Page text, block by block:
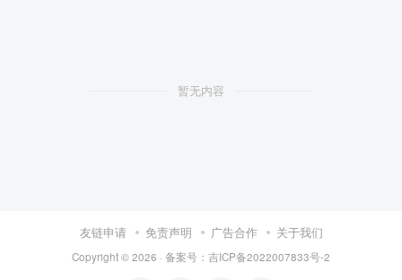
暂无内容
友链申请 免责声明 广告合作 关于我们
Copyright © 2026 · 备案号：吉ICP备2022007833号-2